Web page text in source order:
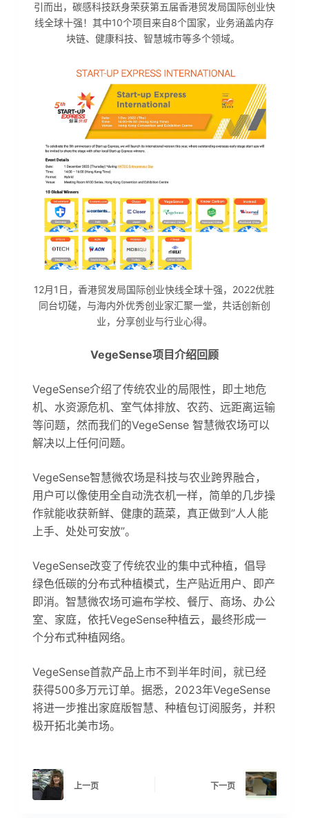
引而出，碳感科技跃身荣获第五届香港贸发局国际创业快
线全球十强！其中10个项目来自8个国家，业务涵盖内存
块链、健康科技、智慧城市等多个领域。
12月1日，香港贸发局国际创业快线全球十强，2022优胜
同台切磋，与海内外优秀创业家汇聚一堂，共话创新创
业，分享创业与行业心得。
VegeSense项目介绍回顾
VegeSense介绍了传统农业的局限性，即土地危
机、水资源危机、室气体排放、农药、远距离运输
等问题，然而我们的VegeSense 智慧微农场可以
解决以上任何问题。
VegeSense智慧微农场是科技与农业跨界融合，
用户可以像使用全自动洗衣机一样，简单的几步操
作就能收获新鲜、健康的蔬菜，真正做到”人人能
上手、处处可安放”。
VegeSense改变了传统农业的集中式种植，倡导
绿色低碳的分布式种植模式，生产贴近用户、即产
即消。智慧微农场可遍布学校、餐厅、商场、办公
室、家庭，依托VegeSense种植云，最终形成一
个分布式种植网络。
VegeSense首款产品上市不到半年时间，就已经
获得500多万元订单。据悉，2023年VegeSense
将进一步推出家庭版智慧、种植包订阅服务，并积
极开拓北美市场。
上一页 下一页